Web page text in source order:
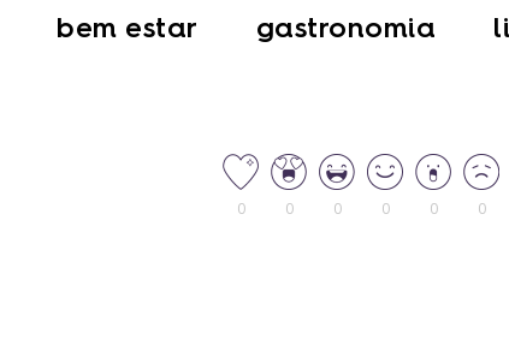
bem estar gastronomia
0 0 0 0 0 0